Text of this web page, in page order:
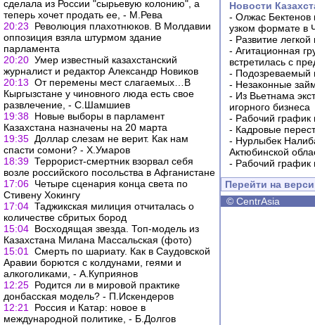
сделала из России "сырьевую колонию", а
теперь хочет продать ее, - М.Рева
20:23
Революция плахотнюков. В Молдавии
оппозиция взяла штурмом здание
парламента
20:20 Умер известный казахстанский
журналист и редактор Александр Новиков
20:13 От перемены мест слагаемых…В
Кыргызстане у чиновного люда есть свое
развлечение, - С.Шамшиев
19:38 Новые выборы в парламент
Казахстана назначены на 20 марта
19:35 Доллар слезам не верит. Как нам
спасти сомони? - Х.Умаров
18:39 Террорист-смертник взорвал себя
возле российского посольства в Афганистане
17:06 Четыре сценария конца света по
Стивену Хокингу
17:04 Таджикская милиция отчиталась о
количестве сбритых бород
15:04 Восходящая звезда. Топ-модель из
Казахстана Милана Массальская (фото)
15:01
Смерть по шариату. Как в Саудовской
Аравии борются с колдунами, геями и
алкоголиками, - А.Куприянов
12:25 Родится ли в мировой практике
донбасская модель? - П.Искендеров
12:21
Россия и Катар: новое в
международной политике, - Б.Долгов
Новости
- Олжас Бектенов
узком формате в
- Развитие
- Агитационная
встретилась с
- Подозреваемый
- Незаконные
- Из Вьетнама
игорного бизнеса
- Рабочий график
- Кадровые
- Нурлыбек
Актюбинской
- Рабочий график
Перейти на
© CentrAsia